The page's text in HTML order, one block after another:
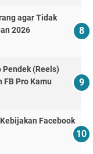
agar Tidak
2026
(Reels)
Pro Kamu
Facebook